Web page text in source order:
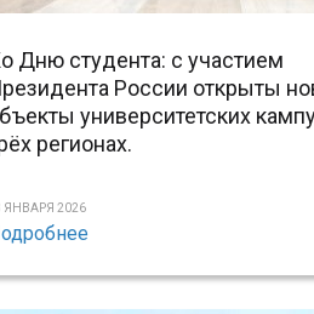
Дню студента: с участием
России открыты
университетских
регионах.
ЯНВАРЯ 2026